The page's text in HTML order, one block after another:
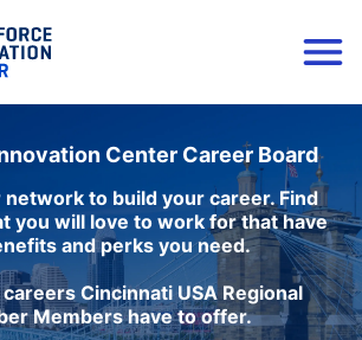
Center Career Board
network to build your career. Find
you will love to work for that have
and perks you need.
Cincinnati USA Regional
Members have to offer.